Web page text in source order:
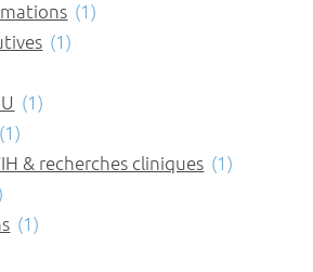
(1)
(1)
(1)
(1)
& recherches cliniques (1)
(1)